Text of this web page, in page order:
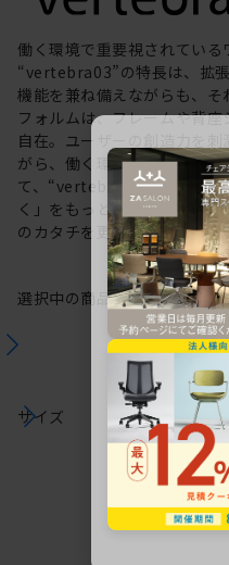
働く環境で重要視されている
“vertebra03”の特長は、拡
機能を兼ね備えながらも、
フォルムは、フレームや背
自在。ユーザーの創造力を
がら、働く環境や個人の美
て、“vertebra03”をアップ
く」をもっと自由に。これ
のカタチを更新していきます
選択中の商品情報保証注意事
サイズ